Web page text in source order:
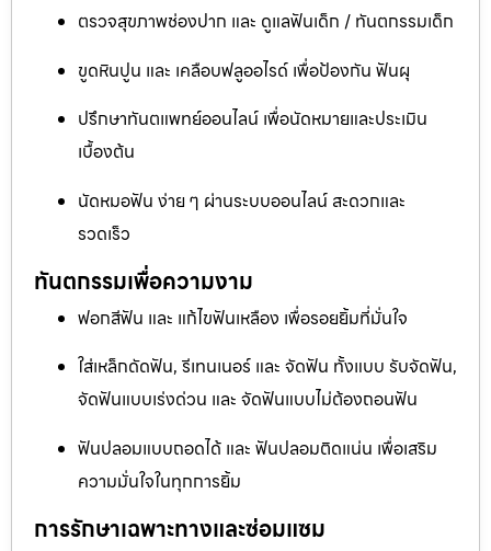
ตรวจสุขภาพช่องปาก และ ดูแลฟันเด็ก / ทันตกรรมเด็ก
ขูดหินปูน และ เคลือบฟลูออไรด์ เพื่อป้องกัน ฟันผุ
ปรึกษาทันตแพทย์ออนไลน์ เพื่อนัดหมายและประเมิน
เบื้องต้น
นัดหมอฟัน ง่าย ๆ ผ่านระบบออนไลน์ สะดวกและ
รวดเร็ว
ทันตกรรมเพื่อความงาม
ฟอกสีฟัน และ แก้ไขฟันเหลือง เพื่อรอยยิ้มที่มั่นใจ
ใส่เหล็กดัดฟัน, รีเทนเนอร์ และ จัดฟัน ทั้งแบบ รับจัดฟัน,
จัดฟันแบบเร่งด่วน และ จัดฟันแบบไม่ต้องถอนฟัน
ฟันปลอมแบบถอดได้ และ ฟันปลอมติดแน่น เพื่อเสริม
ความมั่นใจในทุกการยิ้ม
การรักษาเฉพาะทางและซ่อมแซม